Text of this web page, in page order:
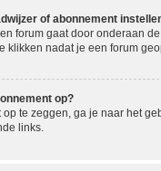
of abonnement
forum gaat door onderaan
klikken nadat je een forum
op?
op te zeggen, ga je naar het
links.